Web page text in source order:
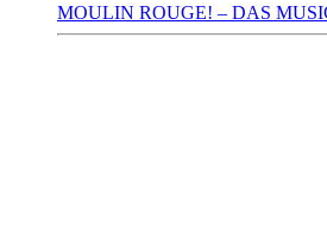
MOULIN ROUGE! – DAS